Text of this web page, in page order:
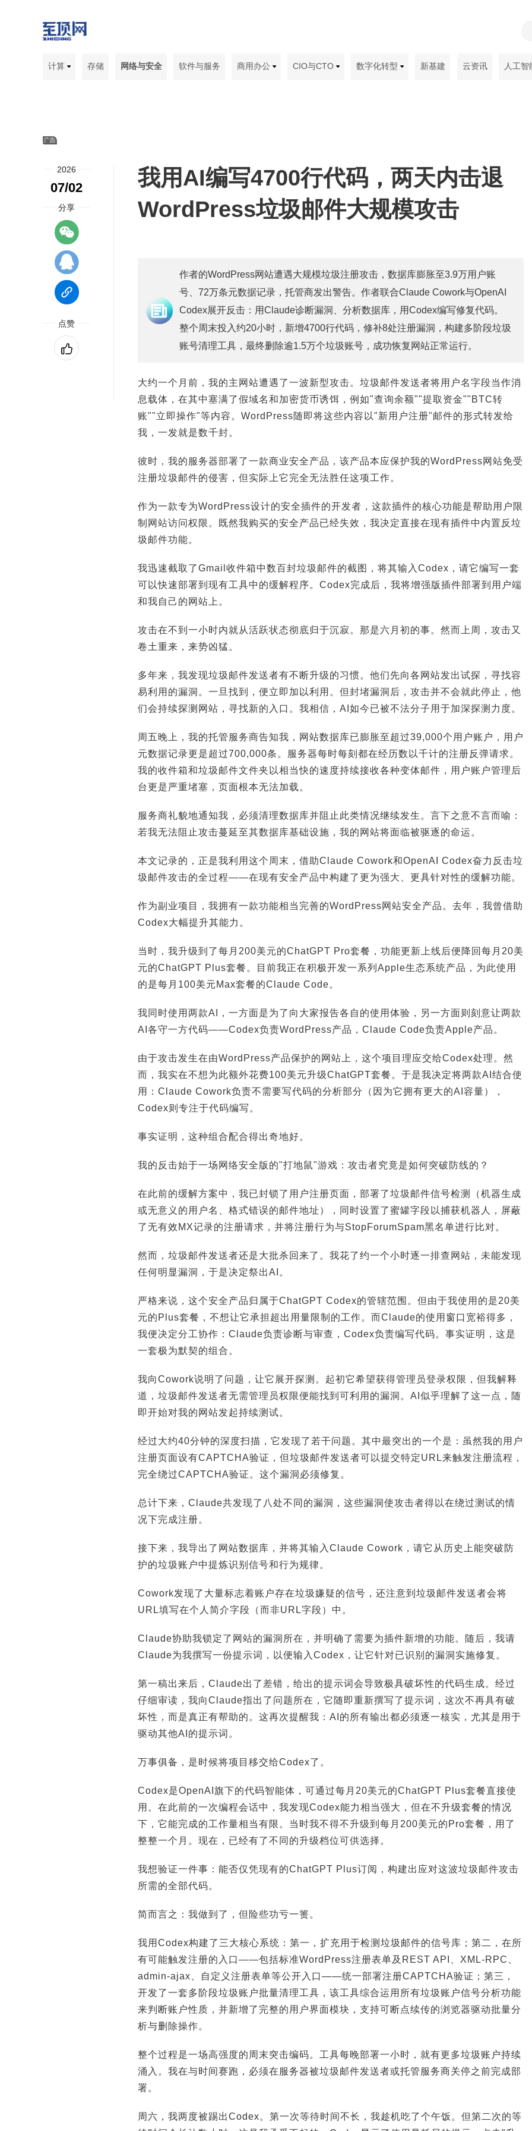
计算 存储 网络与安全 软件与服务 商用办公 CIO与CTO 数字化转型 新基建 云资讯 人工智
我用AI编写4700行代码，两天内击退
WordPress垃圾邮件大规模攻击
作者的WordPress网站遭遇大规模垃圾注册攻击，数据库膨胀至3.9万用户账
号、72万条元数据记录，托管商发出警告。作者联合Claude Cowork与OpenAI
Codex展开反击：用Claude诊断漏洞、分析数据库，用Codex编写修复代码。
整个周末投入约20小时，新增4700行代码，修补8处注册漏洞，构建多阶段垃圾
账号清理工具，最终删除逾1.5万个垃圾账号，成功恢复网站正常运行。
大约一个月前，我的主网站遭遇了一波新型攻击。垃圾邮件发送者将用户名字段当作消
息载体，在其中塞满了假域名和加密货币诱饵，例如"查询余额""提取资金""BTC转
账""立即操作"等内容。WordPress随即将这些内容以"新用户注册"邮件的形式转发给
我，一发就是数千封。
彼时，我的服务器部署了一款商业安全产品，该产品本应保护我的WordPress网站免受
注册垃圾邮件的侵害，但实际上它完全无法胜任这项工作。
作为一款专为WordPress设计的安全插件的开发者，这款插件的核心功能是帮助用户限
制网站访问权限。既然我购买的安全产品已经失效，我决定直接在现有插件中内置反垃
圾邮件功能。
我迅速截取了Gmail收件箱中数百封垃圾邮件的截图，将其输入Codex，请它编写一套
可以快速部署到现有工具中的缓解程序。Codex完成后，我将增强版插件部署到用户端
和我自己的网站上。
攻击在不到一小时内就从活跃状态彻底归于沉寂。那是六月初的事。然而上周，攻击又
卷土重来，来势凶猛。
多年来，我发现垃圾邮件发送者有不断升级的习惯。他们先向各网站发出试探，寻找容
易利用的漏洞。一旦找到，便立即加以利用。但封堵漏洞后，攻击并不会就此停止，他
们会持续探测网站，寻找新的入口。我相信，AI如今已被不法分子用于加深探测力度。
周五晚上，我的托管服务商告知我，网站数据库已膨胀至超过39,000个用户账户，用户
元数据记录更是超过700,000条。服务器每时每刻都在经历数以千计的注册反弹请求。
我的收件箱和垃圾邮件文件夹以相当快的速度持续接收各种变体邮件，用户账户管理后
台更是严重堵塞，页面根本无法加载。
服务商礼貌地通知我，必须清理数据库并阻止此类情况继续发生。言下之意不言而喻：
若我无法阻止攻击蔓延至其数据库基础设施，我的网站将面临被驱逐的命运。
本文记录的，正是我利用这个周末，借助Claude Cowork和OpenAI Codex奋力反击垃
圾邮件攻击的全过程——在现有安全产品中构建了更为强大、更具针对性的缓解功能。
作为副业项目，我拥有一款功能相当完善的WordPress网站安全产品。去年，我曾借助
Codex大幅提升其能力。
当时，我升级到了每月200美元的ChatGPT Pro套餐，功能更新上线后便降回每月20美
元的ChatGPT Plus套餐。目前我正在积极开发一系列Apple生态系统产品，为此使用
的是每月100美元Max套餐的Claude Code。
我同时使用两款AI，一方面是为了向大家报告各自的使用体验，另一方面则刻意让两款
AI各守一方代码——Codex负责WordPress产品，Claude Code负责Apple产品。
由于攻击发生在由WordPress产品保护的网站上，这个项目理应交给Codex处理。然
而，我实在不想为此额外花费100美元升级ChatGPT套餐。于是我决定将两款AI结合使
用：Claude Cowork负责不需要写代码的分析部分（因为它拥有更大的AI容量），
Codex则专注于代码编写。
事实证明，这种组合配合得出奇地好。
我的反击始于一场网络安全版的"打地鼠"游戏：攻击者究竟是如何突破防线的？
在此前的缓解方案中，我已封锁了用户注册页面，部署了垃圾邮件信号检测（机器生成
或无意义的用户名、格式错误的邮件地址），同时设置了蜜罐字段以捕获机器人，屏蔽
了无有效MX记录的注册请求，并将注册行为与StopForumSpam黑名单进行比对。
然而，垃圾邮件发送者还是大批杀回来了。我花了约一个小时逐一排查网站，未能发现
任何明显漏洞，于是决定祭出AI。
严格来说，这个安全产品归属于ChatGPT Codex的管辖范围。但由于我使用的是20美
元的Plus套餐，不想让它承担超出用量限制的工作。而Claude的使用窗口宽裕得多，
我便决定分工协作：Claude负责诊断与审查，Codex负责编写代码。事实证明，这是
一套极为默契的组合。
我向Cowork说明了问题，让它展开探测。起初它希望获得管理员登录权限，但我解释
道，垃圾邮件发送者无需管理员权限便能找到可利用的漏洞。AI似乎理解了这一点，随
即开始对我的网站发起持续测试。
经过大约40分钟的深度扫描，它发现了若干问题。其中最突出的一个是：虽然我的用户
注册页面设有CAPTCHA验证，但垃圾邮件发送者可以提交特定URL来触发注册流程，
完全绕过CAPTCHA验证。这个漏洞必须修复。
总计下来，Claude共发现了八处不同的漏洞，这些漏洞使攻击者得以在绕过测试的情
况下完成注册。
接下来，我导出了网站数据库，并将其输入Claude Cowork，请它从历史上能突破防
护的垃圾账户中提炼识别信号和行为规律。
Cowork发现了大量标志着账户存在垃圾嫌疑的信号，还注意到垃圾邮件发送者会将
URL填写在个人简介字段（而非URL字段）中。
Claude协助我锁定了网站的漏洞所在，并明确了需要为插件新增的功能。随后，我请
Claude为我撰写一份提示词，以便输入Codex，让它针对已识别的漏洞实施修复。
第一稿出来后，Claude出了差错，给出的提示词会导致极具破坏性的代码生成。经过
仔细审读，我向Claude指出了问题所在，它随即重新撰写了提示词，这次不再具有破
坏性，而是真正有帮助的。这再次提醒我：AI的所有输出都必须逐一核实，尤其是用于
驱动其他AI的提示词。
万事俱备，是时候将项目移交给Codex了。
Codex是OpenAI旗下的代码智能体，可通过每月20美元的ChatGPT Plus套餐直接使
用。在此前的一次编程会话中，我发现Codex能力相当强大，但在不升级套餐的情况
下，它能完成的工作量相当有限。当时我不得不升级到每月200美元的Pro套餐，用了
整整一个月。现在，已经有了不同的升级档位可供选择。
我想验证一件事：能否仅凭现有的ChatGPT Plus订阅，构建出应对这波垃圾邮件攻击
所需的全部代码。
简而言之：我做到了，但险些功亏一篑。
我用Codex构建了三大核心系统：第一，扩充用于检测垃圾邮件的信号库；第二，在所
有可能触发注册的入口——包括标准WordPress注册表单及REST API、XML-RPC、
admin-ajax、自定义注册表单等公开入口——统一部署注册CAPTCHA验证；第三，
开发了一套多阶段垃圾账户批量清理工具，该工具综合运用所有垃圾账户信号分析功能
来判断账户性质，并新增了完整的用户界面模块，支持可断点续传的浏览器驱动批量分
析与删除操作。
整个过程是一场高强度的周末突击编码。工具每晚部署一小时，就有更多垃圾账户持续
涌入。我在与时间赛跑，必须在服务器被垃圾邮件发送者或托管服务商关停之前完成部
署。
周六，我两度被踢出Codex。第一次等待时间不长，我趁机吃了个午饭。但第二次的等
2026
07/02
分享
点赞
真实世界之后：安全、健康与产业的新
埃森哲：100年前是电机，今天是AI，企业价